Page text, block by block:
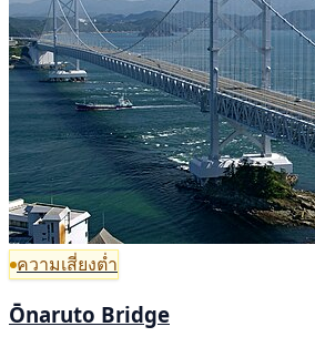
ความเสี่ยงต่ำ
Ōnaruto Bridge